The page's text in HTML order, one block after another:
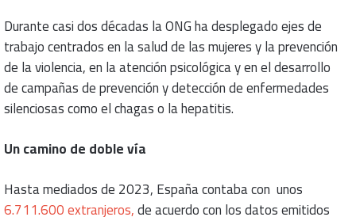
Durante casi dos décadas la ONG ha desplegado ejes de
trabajo centrados en la salud de las mujeres y la prevención
de la violencia, en la atención psicológica y en el desarrollo
de campañas de prevención y detección de enfermedades
silenciosas como el chagas o la hepatitis.
Un camino de doble vía
Hasta mediados de 2023, España contaba con unos
6.711.600 extranjeros,de acuerdo con los datos emitidos